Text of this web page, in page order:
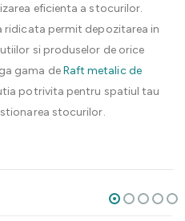
eficienta a stocurilor.
ridicata permit depozitarea in
si produselor de orice
gama deRaft metalic de
potrivita pentru spatiul tau
stocurilor.